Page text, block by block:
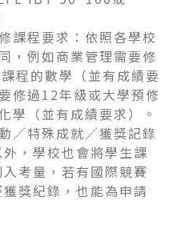
課程要求：依照各學校
，例如商業管理需要修
程的數學（並有成績要
修過12年級或大學預修
學（並有成績要求）。
／特殊成就／獲獎記錄
，學校也會將學生課
考量，若有國際競賽
獎紀錄，也能為申請